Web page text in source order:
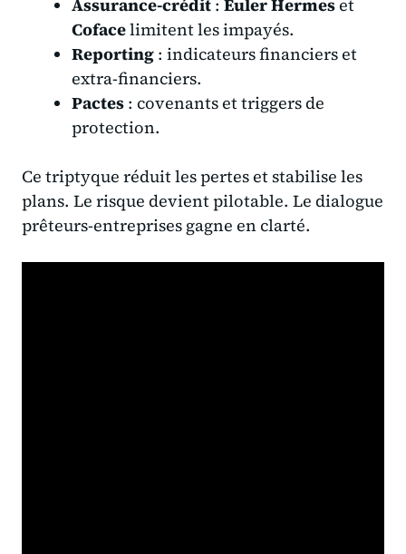
Assurance-crédit: Euler Hermeset
Cofacelimitent les impayés.
Reporting: indicateurs financiers et
extra-financiers.
Pactes: covenants et triggers de
protection.
Ce triptyque réduit les pertes et stabilise les
plans. Le risque devient pilotable. Le dialogue
prêteurs-entreprises gagne en clarté.